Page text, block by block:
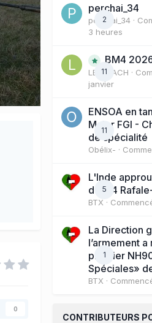
0
2
perchai_34
perchai_34 ·
3 heures
11
BM4
LE COACH ·
janvier
11
ENSOA en
Major FGI -
de spécialité
Obélix- ·
5
L'Inde
de 114
BTX ·
1
La Direction
l’armement
premier
Spéciales»
BTX ·
CONTRIBUTEURS